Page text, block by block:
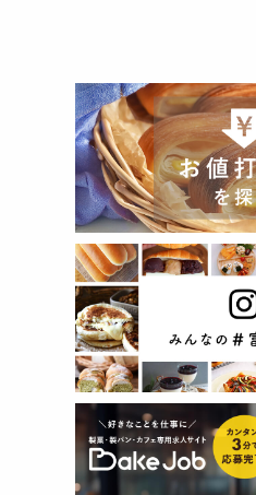
* この商品の外箱、内装、モー
のそばに近づけないでください
* モールドは食器用洗剤で洗い
ください。
* ラッピング袋を冷凍庫に入れ
ります。
* 開封後は吸湿、虫害、匂いが
切ってください。
◆商品の在庫・販売状況につい
・諸事情により、予告なく販売
予めご了承ください。
・当サイトに掲載されている商
ても必ずしも在庫を保証するも
ください。